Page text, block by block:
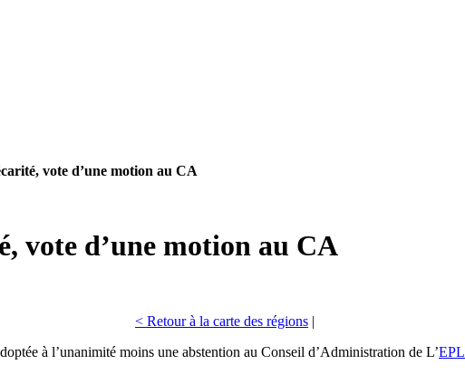
vote d’une motion au CA
vote d’une motion au CA
< Retour à la carte des régions |
à l’unanimité moins une abstention au Conseil d’Administration de L’EPL